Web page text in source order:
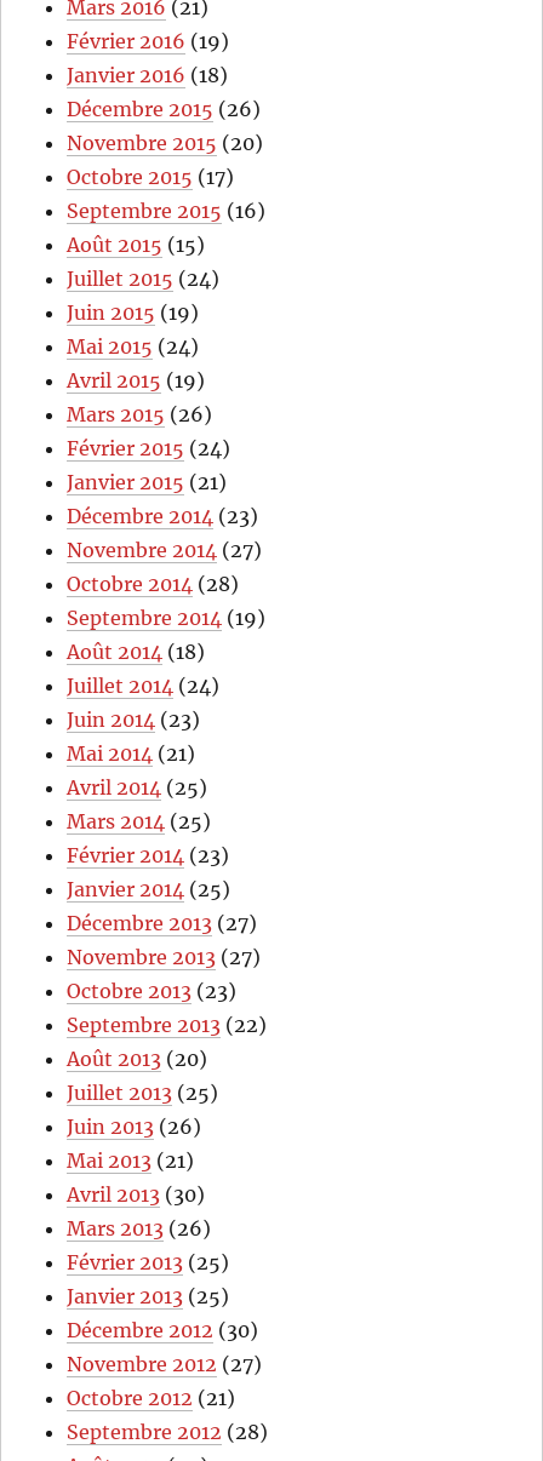
Mars 2016 (21)
Février 2016 (19)
Janvier 2016 (18)
Décembre 2015 (26)
Novembre 2015 (20)
Octobre 2015 (17)
Septembre 2015 (16)
Août 2015 (15)
Juillet 2015 (24)
Juin 2015 (19)
Mai 2015 (24)
Avril 2015 (19)
Mars 2015 (26)
Février 2015 (24)
Janvier 2015 (21)
Décembre 2014 (23)
Novembre 2014 (27)
Octobre 2014 (28)
Septembre 2014 (19)
Août 2014 (18)
Juillet 2014 (24)
Juin 2014 (23)
Mai 2014 (21)
Avril 2014 (25)
Mars 2014 (25)
Février 2014 (23)
Janvier 2014 (25)
Décembre 2013 (27)
Novembre 2013 (27)
Octobre 2013 (23)
Septembre 2013 (22)
Août 2013 (20)
Juillet 2013 (25)
Juin 2013 (26)
Mai 2013 (21)
Avril 2013 (30)
Mars 2013 (26)
Février 2013 (25)
Janvier 2013 (25)
Décembre 2012 (30)
Novembre 2012 (27)
Octobre 2012 (21)
Septembre 2012 (28)